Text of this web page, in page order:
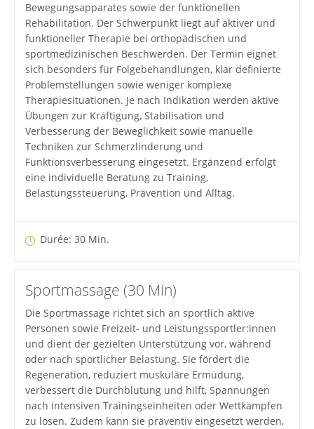
Bewegungsapparates sowie der funktionellen
Rehabilitation. Der Schwerpunkt liegt auf aktiver und
funktioneller Therapie bei orthopädischen und
sportmedizinischen Beschwerden. Der Termin eignet
sich besonders für Folgebehandlungen, klar definierte
Problemstellungen sowie weniger komplexe
Therapiesituationen. Je nach Indikation werden aktive
Übungen zur Kräftigung, Stabilisation und
Verbesserung der Beweglichkeit sowie manuelle
Techniken zur Schmerzlinderung und
Funktionsverbesserung eingesetzt. Ergänzend erfolgt
eine individuelle Beratung zu Training,
Belastungssteuerung, Prävention und Alltag.
Durée: 30 Min.
Sportmassage (30 Min)
Die Sportmassage richtet sich an sportlich aktive
Personen sowie Freizeit- und Leistungssportler:innen
und dient der gezielten Unterstützung vor, während
oder nach sportlicher Belastung. Sie fördert die
Regeneration, reduziert muskuläre Ermüdung,
verbessert die Durchblutung und hilft, Spannungen
nach intensiven Trainingseinheiten oder Wettkämpfen
zu lösen. Zudem kann sie präventiv eingesetzt werden,